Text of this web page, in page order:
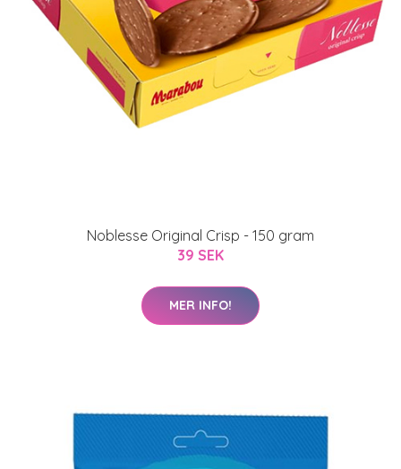
Noblesse Original Crisp - 150 gram
39 SEK
MER INFO!